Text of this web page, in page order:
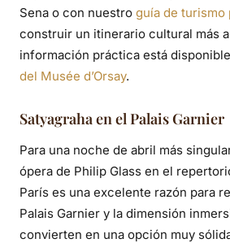
Sena o con nuestro guía de turismo
construir un itinerario cultural más
información práctica está
del Musée d’Orsay.
Satyagraha en el Palais Garnier
Para una noche de abril más
ópera de Philip Glass en el
París es una excelente razón para
Palais Garnier y la dimensión
convierten en una opción muy